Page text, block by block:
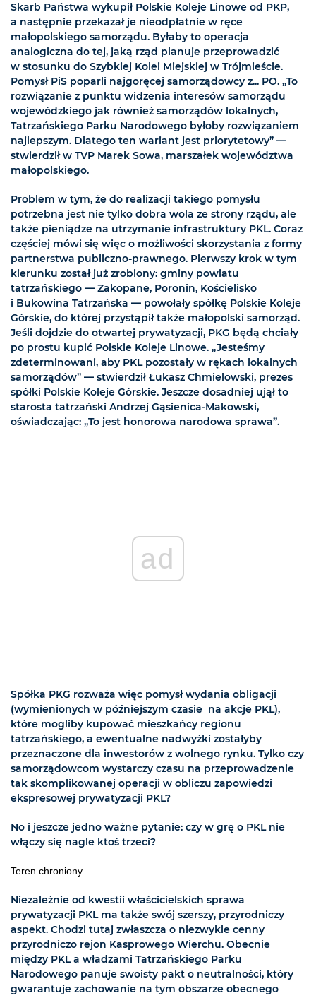
Skarb Państwa wykupił Polskie Koleje Linowe od PKP,
a następnie przekazał je nieodpłatnie w ręce
małopolskiego samorządu. Byłaby to operacja
analogiczna do tej, jaką rząd planuje przeprowadzić
w stosunku do Szybkiej Kolei Miejskiej w Trójmieście.
Pomysł PiS poparli najgoręcej samorządowcy z... PO. „To
rozwiązanie z punktu widzenia interesów samorządu
wojewódzkiego jak również samorządów lokalnych,
Tatrzańskiego Parku Narodowego byłoby rozwiązaniem
najlepszym. Dlatego ten wariant jest priorytetowy” —
stwierdził w TVP Marek Sowa, marszałek województwa
małopolskiego.
Problem w tym, że do realizacji takiego pomysłu
potrzebna jest nie tylko dobra wola ze strony rządu, ale
także pieniądze na utrzymanie infrastruktury PKL. Coraz
częściej mówi się więc o możliwości skorzystania z formy
partnerstwa publiczno-prawnego. Pierwszy krok w tym
kierunku został już zrobiony: gminy powiatu
tatrzańskiego — Zakopane, Poronin, Kościelisko
i Bukowina Tatrzańska — powołały spółkę Polskie Koleje
Górskie, do której przystąpił także małopolski samorząd.
Jeśli dojdzie do otwartej prywatyzacji, PKG będą chciały
po prostu kupić Polskie Koleje Linowe. „Jesteśmy
zdeterminowani, aby PKL pozostały w rękach lokalnych
samorządów” — stwierdził Łukasz Chmielowski, prezes
spółki Polskie Koleje Górskie. Jeszcze dosadniej ujął to
starosta tatrzański Andrzej Gąsienica-Makowski,
oświadczając: „To jest honorowa narodowa sprawa”.
ad
Spółka PKG rozważa więc pomysł wydania obligacji
(wymienionych w późniejszym czasie na akcje PKL),
które mogliby kupować mieszkańcy regionu
tatrzańskiego, a ewentualne nadwyżki zostałyby
przeznaczone dla inwestorów z wolnego rynku. Tylko czy
samorządowcom wystarczy czasu na przeprowadzenie
tak skomplikowanej operacji w obliczu zapowiedzi
ekspresowej prywatyzacji PKL?
No i jeszcze jedno ważne pytanie: czy w grę o PKL nie
włączy się nagle ktoś trzeci?
Teren chroniony
Niezależnie od kwestii właścicielskich sprawa
prywatyzacji PKL ma także swój szerszy, przyrodniczy
aspekt. Chodzi tutaj zwłaszcza o niezwykle cenny
przyrodniczo rejon Kasprowego Wierchu. Obecnie
między PKL a władzami Tatrzańskiego Parku
Narodowego panuje swoisty pakt o neutralności, który
gwarantuje zachowanie na tym obszarze obecnego